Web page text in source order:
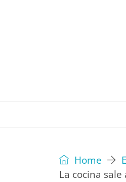
Home
La cocina